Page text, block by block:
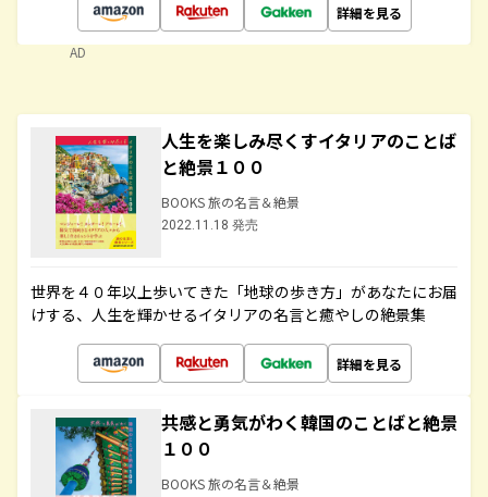
詳細を見る
AD
人生を楽しみ尽くすイタリアのことば
と絶景１００
BOOKS 旅の名言＆絶景
2022.11.18 発売
世界を４０年以上歩いてきた「地球の歩き方」があなたにお届
けする、人生を輝かせるイタリアの名言と癒やしの絶景集
詳細を見る
共感と勇気がわく韓国のことばと絶景
１００
BOOKS 旅の名言＆絶景